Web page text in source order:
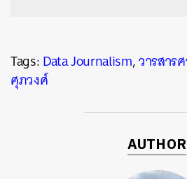
Tags:Data Journalism,วารสาร
ศุภวงศ์
AUTHOR